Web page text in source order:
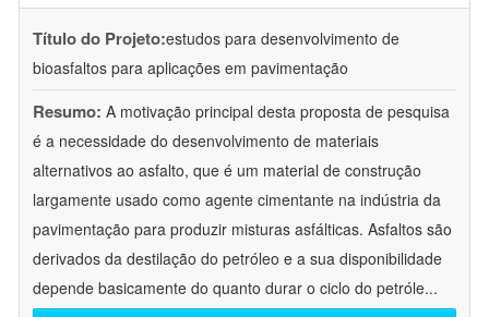
Título do Projeto:estudos para desenvolvimento de
bioasfaltos para aplicações em pavimentação
Resumo: A motivação principal desta proposta de pesquisa
é a necessidade do desenvolvimento de materiais
alternativos ao asfalto, que é um material de construção
largamente usado como agente cimentante na indústria da
pavimentação para produzir misturas asfálticas. Asfaltos são
derivados da destilação do petróleo e a sua disponibilidade
depende basicamente do quanto durar o ciclo do petróle...